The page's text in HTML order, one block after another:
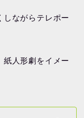
しながらテレポー
紙人形劇をイメー